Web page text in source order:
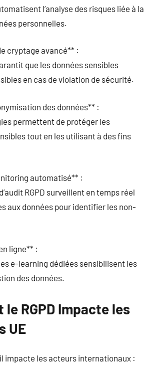
l’analyse des risques liée à la
personnelles.
cryptage avancé** :
que les données sensibles
en cas de violation de sécurité.
des données** :
permettent de protéger les
tout en les utilisant à des fins
automatisé** :
RGPD surveillent en temps réel
aux données pour identifier les non-
ligne** :
e-learning dédiées sensibilisent les
des données.
le RGPD Impacte les
UE
impacte les acteurs internationaux :